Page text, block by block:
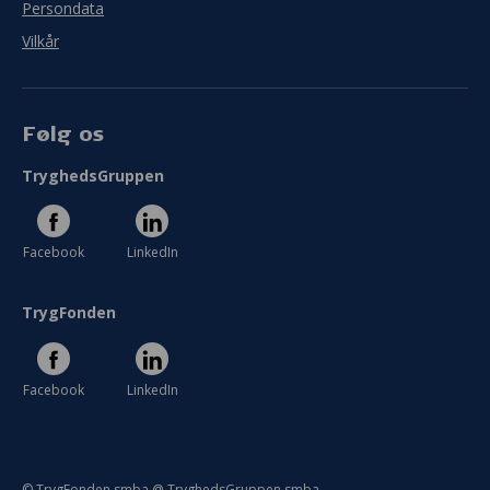
Persondata
Vilkår
Følg os
TryghedsGruppen
Facebook LinkedIn
TrygFonden
Facebook LinkedIn